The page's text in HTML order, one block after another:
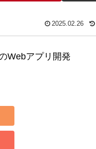
2025.02.26
Webアプリ開発